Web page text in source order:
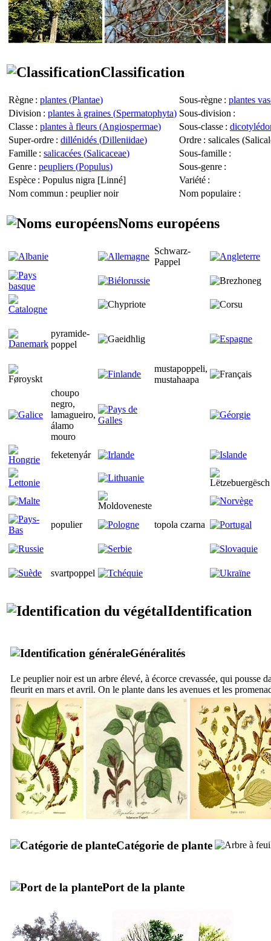
Classification
Règne : plantes (Plantae) Sous-règne : plantes
Division : plantes à graines (Spermatophyta) Sous-division :
Classe : plantes à fleurs (Angiospermae) Sous-classe :
Super-ordre : dillénidés (Dilleniidae) Ordre : salicales (
Famille : salicacées (Salicaceae) Sous-famille :
Genre : peupliers (Populus) Sous-genre :
Espèce : Populus nigra [Linné] Variété :
Nom commun : peuplier noir Nom populaire :
Noms européens
Schwarz-
Pappel
pyramide-
poppel
mustapoppeli,
mustahaapa
choupo
negro,
lamagueiro,
álamo
mouro
feketenyár
populier topola czarna
svartpoppel
Identification
Généralités
Le peuplier noir est un arbre élevé, à écorce crevassée, qui pousse
fleurit en mars et avril. On le plante dans les avenues et les
Catégorie de plante
Port de la plante